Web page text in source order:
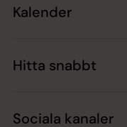
Kalender
Hitta snabbt
Sociala kanaler